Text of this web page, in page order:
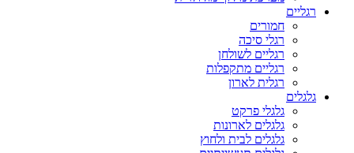
רגליים
חמורים
רגלי סיכה
רגליים לשולחן
רגליים מתקפלות
רגלית לארון
גלגלים
גלגלי פרקט
גלגלים לארונות
גלגלים לבית ולחוץ